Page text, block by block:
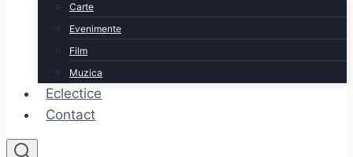
Carte
Evenimente
Film
Muzica
Eclectice
Contact